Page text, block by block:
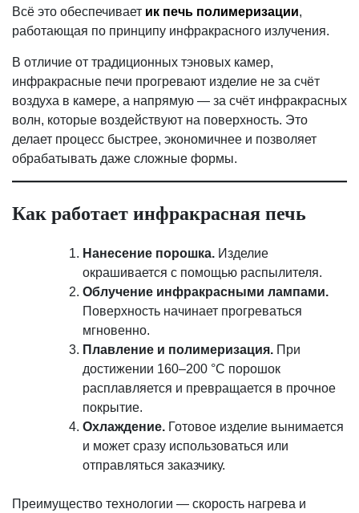
Всё это обеспечивает ик печь полимеризации,
работающая по принципу инфракрасного излучения.
В отличие от традиционных тэновых камер,
инфракрасные печи прогревают изделие не за счёт
воздуха в камере, а напрямую — за счёт инфракрасных
волн, которые воздействуют на поверхность. Это
делает процесс быстрее, экономичнее и позволяет
обрабатывать даже сложные формы.
Как работает инфракрасная печь
Нанесение порошка. Изделие
окрашивается с помощью распылителя.
Облучение инфракрасными лампами.
Поверхность начинает прогреваться
мгновенно.
Плавление и полимеризация. При
достижении 160–200 °C порошок
расплавляется и превращается в прочное
покрытие.
Охлаждение. Готовое изделие вынимается
и может сразу использоваться или
отправляться заказчику.
Преимущество технологии — скорость нагрева и